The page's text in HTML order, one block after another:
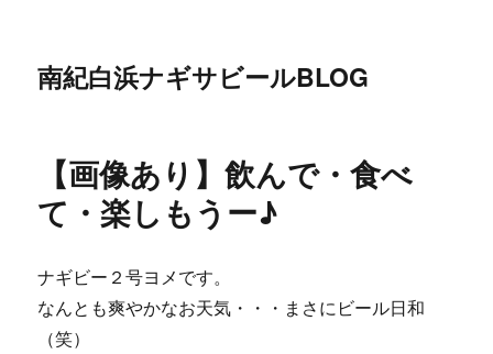
南紀白浜ナギサビールBLOG
【画像あり】飲んで・食べ
て・楽しもうー♪
ナギビー２号ヨメです。
なんとも爽やかなお天気・・・まさにビール日和
（笑）